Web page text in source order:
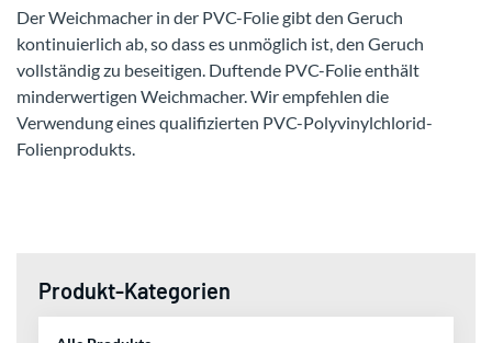
Der Weichmacher in der PVC-Folie gibt den Geruch
kontinuierlich ab, so dass es unmöglich ist, den Geruch
vollständig zu beseitigen. Duftende PVC-Folie enthält
minderwertigen Weichmacher. Wir empfehlen die
Verwendung eines qualifizierten PVC-Polyvinylchlorid-
Folienprodukts.
Produkt-Kategorien